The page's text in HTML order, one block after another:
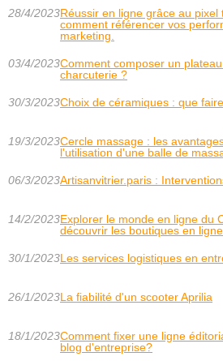
28/4/2023Réussir en ligne grâce au pixel
comment référencer vos
marketing.
03/4/2023Comment composer un
charcuterie ?
30/3/2023Choix de céramiques : que
19/3/2023Cercle massage : les
l'utilisation d'une balle de
06/3/2023Artisanvitrier.paris :
14/2/2023Explorer le monde en ligne du
découvrir les boutiques en
30/1/2023Les services logistiques en
26/1/2023La fiabilité d'un scooter Aprilia
18/1/2023Comment fixer une ligne
blog d'entreprise?